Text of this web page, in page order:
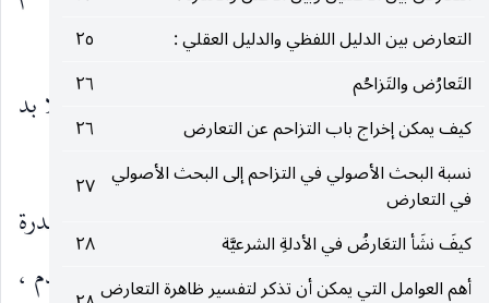
التعارض بين الدليل اللفظي والدليل العقلي :
٢٥
التَعارُض والتَزاحُم
٢٦
كيف يمكن إخراج باب التزاحم عن التعارض
٢٦
نسبة البحث الأصولي في التزاحم إلى البحث الأصولي
في التعارض
٢٧
كيفَ نشَأ التعَارضُ في الأدلةِ الشرعيَّة
٢٨
أهم العوامل التي يمكن أن تذكر لتفسير ظاهرة التعارض
من الآخر ومقدماً عليه.
وإن كان المراد القدرة الشرعية بالمعنى الثاني. فلا بد
من التفصيل بين صورتين.
الصورة الأولى ـأن يكون الخطاب المشروط بالقدرة
الشرعية قد أبرز فيه هذا القيد بالتعبير العرفي المتقدم ،